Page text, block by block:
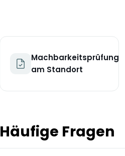
Machbarkeitsprüfung
am Standort
Häufige Fragen